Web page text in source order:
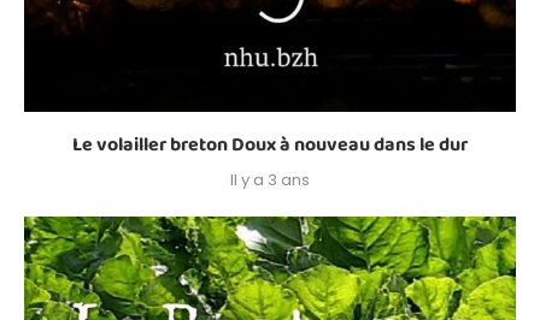
Le volailler breton Doux à nouveau dans le dur
Il y a 3 ans